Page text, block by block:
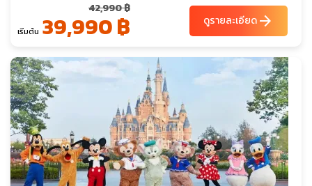
เริ่มต้น
42,990 ฿
39,990 ฿ ดูรายละเอียดarrow_forward